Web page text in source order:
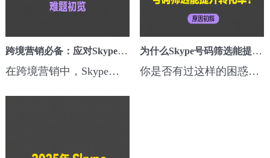
跨境营销必备：应对Skype跨地域号码筛选难题
在跨境营销中，Skype依然是许多B2B业务场景不可替代的即时通讯工具📞。尤其是涉及东南亚、中东、欧洲部分地区，客户习惯用Skype沟通。然而，很多营销团队常常遇到一个头疼问题——怎么精准筛选不同国家和地区的Skype号码？这篇文章就来聊聊2025年最新、靠谱的解决办法👇。多语言+地区采集策略 📍不同国家的客户，Skype I...
为什么Skype号码筛选能提升转化率？
你是否有过这样的困惑：精心设计的Skype营销消息，打开率却总不尽人意？其实，很多营销人员忽略了一个关键细节——受众的精准度。就像寄信需要核对地址，Skype消息也需要「筛选收件人」。通过主动过滤无效号码（比如长期未登录的账户或非目标地区用户），你能把资源集中在真正可能成交的客户身上，避免陷入「广撒网却颗粒无...